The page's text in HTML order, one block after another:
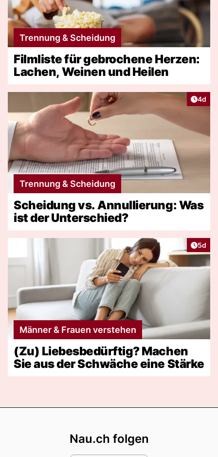
Trennung & Scheidung
Filmliste für gebrochene Herzen:
Lachen, Weinen und Heilen
4d
Trennung & Scheidung
Scheidung vs. Annullierung: Was
ist der Unterschied?
5d
Männer & Frauen verstehen
(Zu) Liebesbedürftig? Machen
Sie aus der Schwäche eine Stärke
Nau.ch folgen